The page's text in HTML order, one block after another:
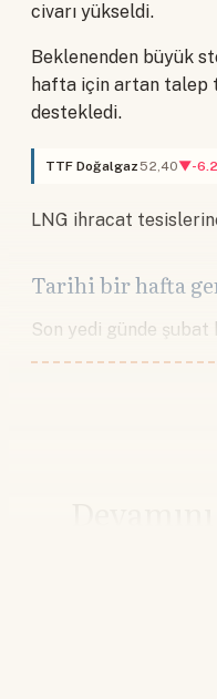
civarı yükseldi.
Beklenenden büyük
hafta için artan talep
destekledi.
TTF Doğalgaz52,40▼-
LNG ihracat
Tarihi bir hafta
Son yedi günde şubat